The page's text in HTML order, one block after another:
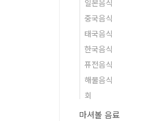
일본음식
중국음식
태국음식
한국음식
퓨전음식
해물음식
회
마셔볼 음료